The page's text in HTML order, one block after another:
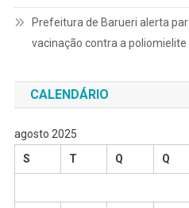
Prefeitura de Barueri alerta
vacinação contra a poliomielite
CALENDÁRIO
agosto 2025
S
T Q Q